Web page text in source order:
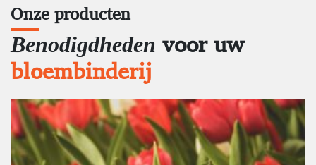
Onze producten
Benodigdheden voor uw
bloembinderij